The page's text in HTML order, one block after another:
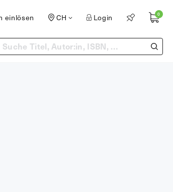
einlösen CH Login 0